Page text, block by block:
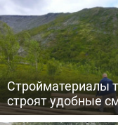
Стройматериалы
строят удобные